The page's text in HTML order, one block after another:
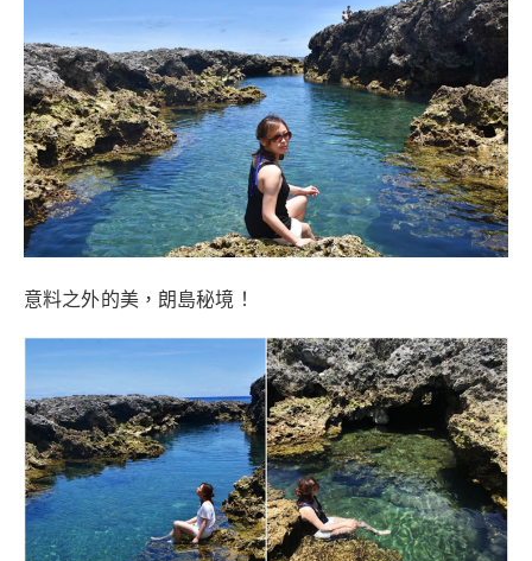
意料之外的美，朗島秘境！